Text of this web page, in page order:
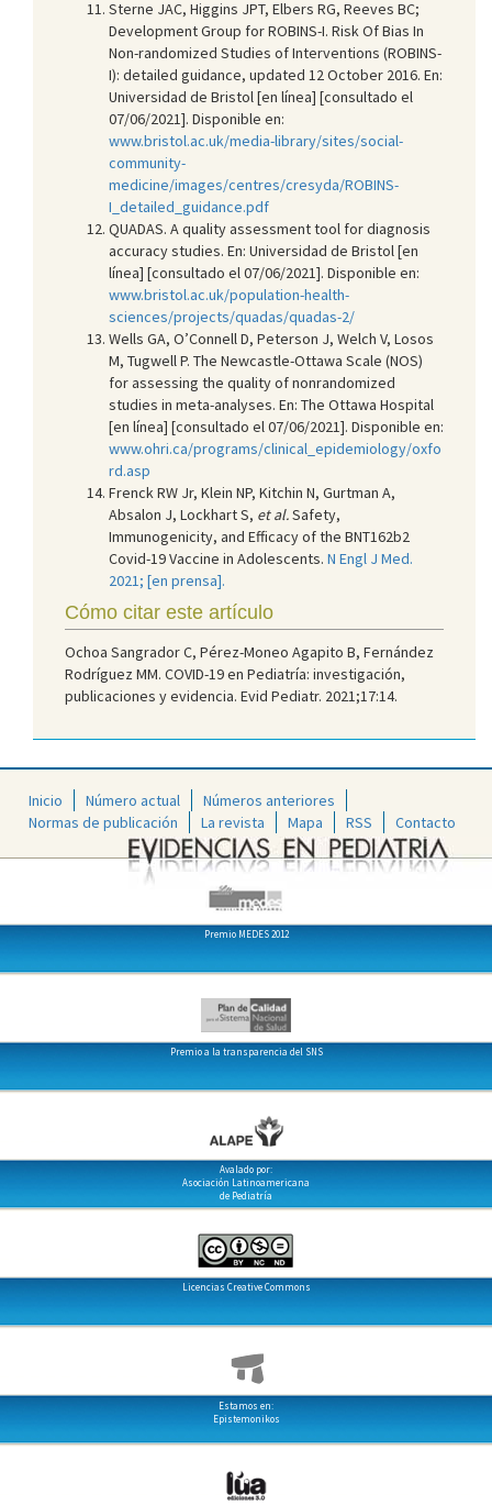
Sterne JAC, Higgins JPT, Elbers RG, Reeves BC;
Development Group for ROBINS-I. Risk Of Bias In
Non-randomized Studies of Interventions (ROBINS-
I): detailed guidance, updated 12 October 2016. En:
Universidad de Bristol [en línea] [consultado el
07/06/2021]. Disponible en:
www.bristol.ac.uk/media-library/sites/social-
community-
medicine/images/centres/cresyda/ROBINS-
I_detailed_guidance.pdf
QUADAS. A quality assessment tool for diagnosis
accuracy studies. En: Universidad de Bristol [en
línea] [consultado el 07/06/2021]. Disponible en:
www.bristol.ac.uk/population-health-
sciences/projects/quadas/quadas-2/
Wells GA, O’Connell D, Peterson J, Welch V, Losos
M, Tugwell P. The Newcastle-Ottawa Scale (NOS)
for assessing the quality of nonrandomized
studies in meta-analyses. En: The Ottawa Hospital
[en línea] [consultado el 07/06/2021]. Disponible en:
www.ohri.ca/programs/clinical_epidemiology/oxfo
rd.asp
Frenck RW Jr, Klein NP, Kitchin N, Gurtman A,
Absalon J, Lockhart S, et al.Safety,
Immunogenicity, and Efficacy of the BNT162b2
Covid-19 Vaccine in Adolescents. N Engl J Med.
2021; [en prensa].
Cómo citar este artículo
Ochoa Sangrador C, Pérez-Moneo Agapito B, Fernández
Rodríguez MM. COVID-19 en Pediatría: investigación,
publicaciones y evidencia. Evid Pediatr. 2021;17:14.
Inicio Número actual
Números anteriores
Normas de publicación
La revista Mapa RSS Contacto
Premio MEDES 2012
Premio a la transparencia del SNS
Avalado por:
Asociación Latinoamericana
de Pediatría
Licencias Creative Commons
Estamos en:
Epistemonikos